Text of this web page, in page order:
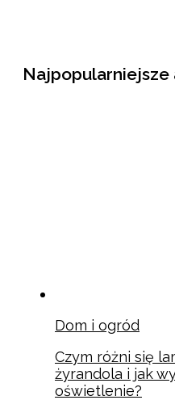
Najpopularniejsze
Dom i ogród
Czym różni się
żyrandola i jak
oświetlenie?